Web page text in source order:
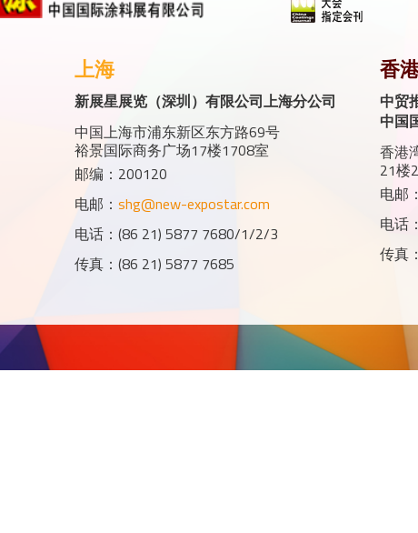
上海
新展星展览（深圳）有限公司上海分公司
中国上海市浦东新区东方路69号
裕景国际商务广场17楼1708室
邮编：200120
电邮： shg@new-expostar.com
电话：(86 21) 5877 7680/1/2/3
传真：(86 21) 5877 7685
香
中贸
中国
香港
21楼
电邮
电话
传真